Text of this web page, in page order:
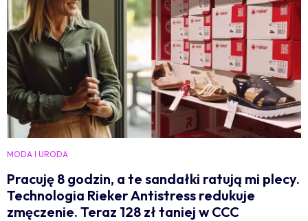
MODA I URODA
Pracuję 8 godzin, a te sandałki ratują mi plecy.
Technologia Rieker Antistress redukuje
zmęczenie. Teraz 128 zł taniej w CCC